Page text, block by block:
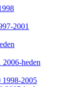
2001
heden
2005